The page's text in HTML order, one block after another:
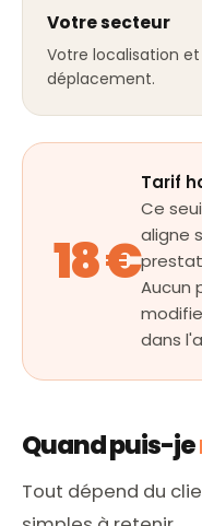
Votre secteur
Votre localisation
déplacement.
18 €
Tarif
Ce
aligne
Aucun
dans
Quand puis-je
Tout dépend du